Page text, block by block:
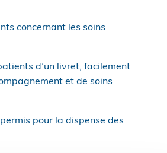
concernant les soins
d’un livret, facilement
et de soins
pour la dispense des